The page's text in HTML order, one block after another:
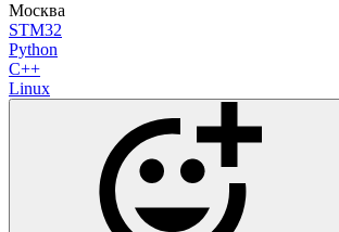
Москва
STM32
Python
C++
Linux